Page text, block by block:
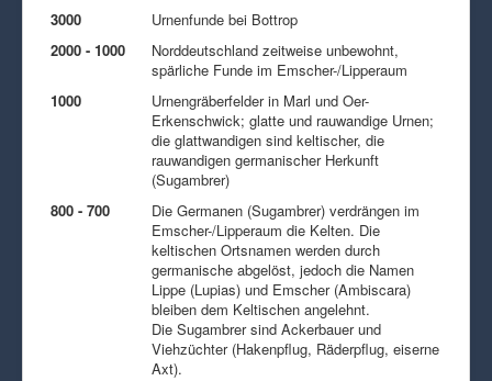
3000
Urnenfunde bei Bottrop
2000 - 1000
Norddeutschland zeitweise unbewohnt,
spärliche Funde im Emscher-/Lipperaum
1000
Urnengräberfelder in Marl und Oer-
Erkenschwick; glatte und rauwandige Urnen;
die glattwandigen sind keltischer, die
rauwandigen germanischer Herkunft
(Sugambrer)
800 - 700
Die Germanen (Sugambrer) verdrängen im
Emscher-/Lipperaum die Kelten. Die
keltischen Ortsnamen werden durch
germanische abgelöst, jedoch die Namen
Lippe (Lupias) und Emscher (Ambiscara)
bleiben dem Keltischen angelehnt.
Die Sugambrer sind Ackerbauer und
Viehzüchter (Hakenpflug, Räderpflug, eiserne
Axt).